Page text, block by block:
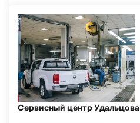
Сервисный центр Удальцова